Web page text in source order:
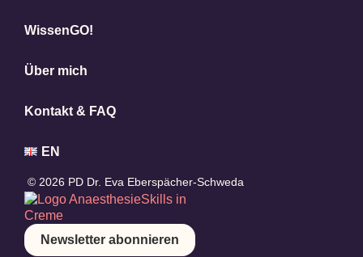
© 2026 PD Dr. Eva Eberspächer-Schweda
Newsletter abonnieren
WissenGO!
Über mich
Kontakt & FAQ
EN